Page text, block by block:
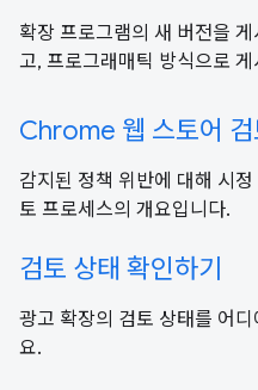
확장 프로그램의 새 버전을
고, 프로그래매틱 방식으로
Chrome 웹 스토어 검
감지된 정책 위반에 대해 시
토 프로세스의 개요입니다.
검토 상태 확인하기
광고 확장의 검토 상태를 어
요.